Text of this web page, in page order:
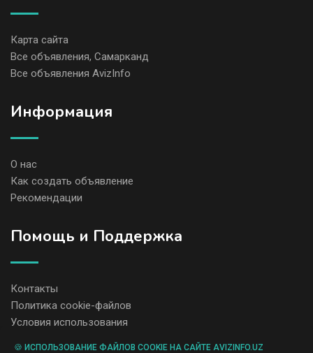
Карта сайта
Все объявления, Самарканд
Все объявления AvizInfo
Информация
О нас
Как создать объявление
Рекомендации
Помощь и Поддержка
Контакты
Политика cookie-файлов
Условия использования
🍪 ИСПОЛЬЗОВАНИЕ ФАЙЛОВ COOKIE НА САЙТЕ AVIZINFO.UZ